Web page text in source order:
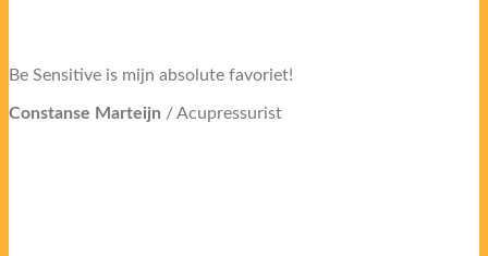
Be Sensitive is mijn absolute favoriet!
Constanse Marteijn /Acupressurist